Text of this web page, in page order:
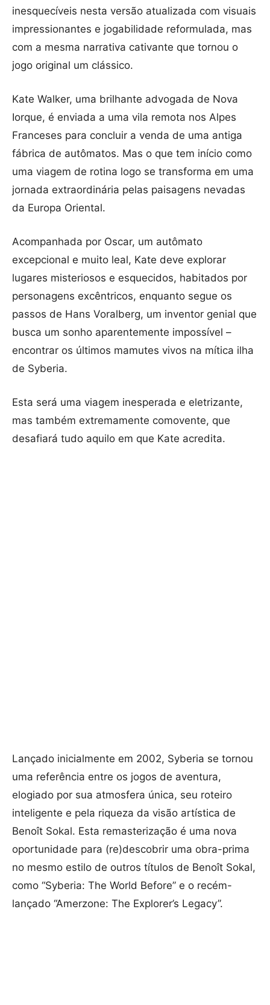
inesquecíveis nesta versão atualizada com visuais
impressionantes e jogabilidade reformulada, mas
com a mesma narrativa cativante que tornou o
jogo original um clássico.
Kate Walker, uma brilhante advogada de Nova
Iorque, é enviada a uma vila remota nos Alpes
Franceses para concluir a venda de uma antiga
fábrica de autômatos. Mas o que tem início como
uma viagem de rotina logo se transforma em uma
jornada extraordinária pelas paisagens nevadas
da Europa Oriental.
Acompanhada por Oscar, um autômato
excepcional e muito leal, Kate deve explorar
lugares misteriosos e esquecidos, habitados por
personagens excêntricos, enquanto segue os
passos de Hans Voralberg, um inventor genial que
busca um sonho aparentemente impossível –
encontrar os últimos mamutes vivos na mítica ilha
de Syberia.
Esta será uma viagem inesperada e eletrizante,
mas também extremamente comovente, que
desafiará tudo aquilo em que Kate acredita.
Lançado inicialmente em 2002, Syberia se tornou
uma referência entre os jogos de aventura,
elogiado por sua atmosfera única, seu roteiro
inteligente e pela riqueza da visão artística de
Benoît Sokal. Esta remasterização é uma nova
oportunidade para (re)descobrir uma obra-prima
no mesmo estilo de outros títulos de Benoît Sokal,
como “Syberia: The World Before” e o recém-
lançado “Amerzone: The Explorer’s Legacy”.